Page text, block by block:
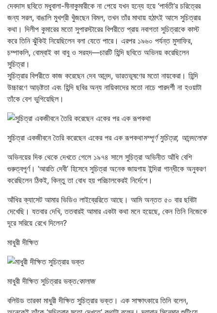
দেবদাস ছবিতে মধুবালা-মীনাকুমারীকে না পেয়ে যখন হন্যে হয়ে ‘পার্বতী’র চরিত্রের
জন্য সরল, বাঙালি মুখশ্রী খুঁজছেন বিমল, তখন তাঁর মাথায় হঠাৎই আসে সুচিত্রার
কথা। দিলীপ কুমারের মতো সুপারস্টারের বিপরীতে প্রায় নবাগতা সুচিত্রাকে কাস্ট
করে তিনি ঝুঁকিই নিয়েছিলেন বলা যেতে পারে। এরপর ১৯৬০ পর্যন্ত মুসাফির,
চম্পাকলি, বোম্বাই কা বাবু ও সরহদ—চারটি হিন্দি ছবিতে অভিনয় করেছিলেন
সুচিত্রা।
সুচিত্রার বিপরীতে কাজ করেছেন দেব আনন্দ, ভারতভূষণের মতো নায়কেরা। হিন্দি
উচ্চারণে আড়ষ্টতা এবং হিন্দি ছবির অন্য নায়িকাদের মতো নাচে পারদর্শী না হওয়াটা
তাঁকে বেশ ভুগিয়েছিল।
সুচিত্রা একজীবনে তৈরি করেছেন একের পর এক রূপকথাসম্পূর্ণ সুচিত্রা, আনন্দলোক
অভিনয়ের দিক থেকে দেখতে গেলে ১৯৭৪ সালে সুচিত্রা অভিনীত আঁধি বেশি
গুরুত্বপূর্ণ। ‘আরতি দেবী’ হিসেবে সুচিত্রা অনেক জায়গায় ইন্দিরা গান্ধীকে অনুকরণ
করেছিলেন ঠিকই, কিন্তু তা বোধ হয় পরিচালকেরই নির্দেশে।
আঁধির ক্যাসেট আমার ভিডিও লাইব্রেরিতে আছে। আমি অন্তত ৫০ বার ছবিটা
দেখেছি। যতবার দেখি, ততবারই আমার একটা কথা মনে হয়েছে, কেন তিনি নিজেকে
দূরে সরিয়ে রেখে দিলেন?
মাধুরী দীক্ষিত
মাধুরী দীক্ষিত সুচিত্রার ভক্তকোলাজ
বলিউড তারকা মাধুরী দীক্ষিত সুচিত্রার ভক্ত। এক সাক্ষাৎকারে তিনি বলেন,